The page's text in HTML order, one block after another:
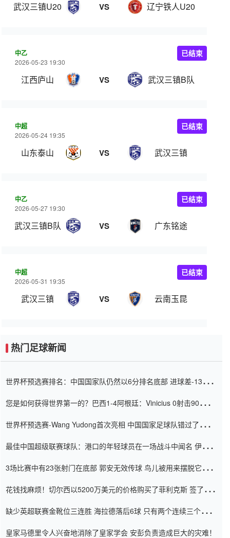
武汉三镇U20 VS 辽宁铁人U20
中乙
2026-05-23 19:30
江西庐山 VS 武汉三镇B队
已结束
中超
2026-05-24 19:35
山东泰山 VS 武汉三镇
已结束
中乙
2026-05-27 19:30
武汉三镇B队 VS 广东铭途
已结束
中超
2026-05-31 19:35
武汉三镇 VS 云南玉昆
已结束
热门足球新闻
世界杯预选赛排名：中国国家队仍然以6分排名底部 进球差-13令人
您是如何获得世界第一的？巴西1-4阿根廷：Vinicius 0射击90分钟
世界杯预选赛-Wang Yudong首次亮相 中国国家足球队错过了世界
最佳中国超级联赛球队：港口的年轻球员在一场战斗中闻名 伊万放
3场比赛中有23张射门在底部 郭安无效传球 鸟儿被用来摆脱它
花钱找麻烦！切尔西以5200万美元的价格购买了菲利克斯 签了7年
缺少英超联赛金靴位三连胜 海拉德落后6球 只有两个连续三个连续
皇家马德里令人兴奋地消除了皇家学会 安彭负责造成巨大的灾难！